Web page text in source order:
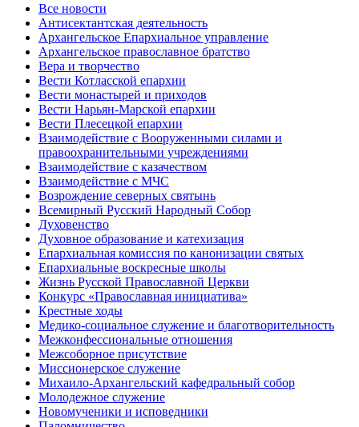
Все новости
Антисектантская деятельность
Архангельское Епархиальное управление
Архангельское православное братство
Вера и творчество
Вести Котласской епархии
Вести монастырей и приходов
Вести Нарьян-Марской епархии
Вести Плесецкой епархии
Взаимодействие с Вооруженными силами и
правоохранительными учреждениями
Взаимодействие с казачеством
Взаимодействие с МЧС
Возрождение северных святынь
Всемирный Русский Народный Собор
Духовенство
Духовное образование и катехизация
Епархиальная комиссия по канонизации святых
Епархиальные воскресные школы
Жизнь Русской Православной Церкви
Конкурс «Православная инициатива»
Крестные ходы
Медико-социальное служение и благотворительность
Межконфессиональные отношения
Межсоборное присутствие
Миссионерское служение
Михаило-Архангельский кафедральный собор
Молодежное служение
Новомученики и исповедники